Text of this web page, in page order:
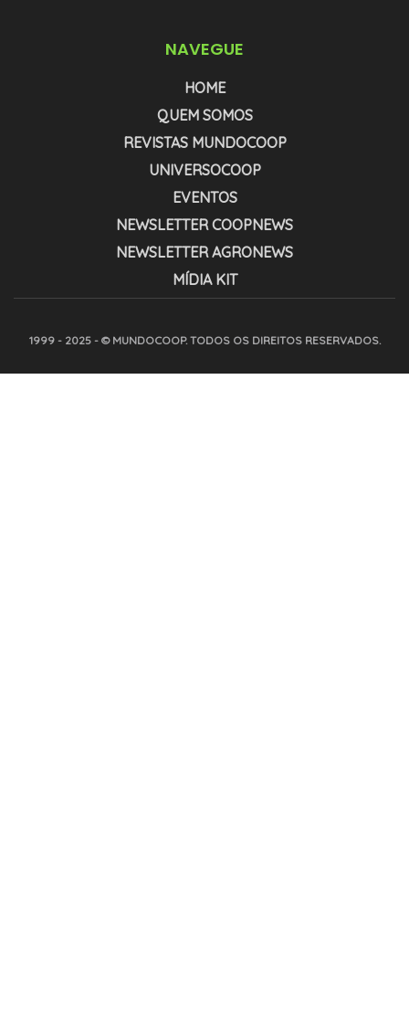
NAVEGUE
HOME
QUEM SOMOS
REVISTAS MUNDOCOOP
UNIVERSOCOOP
EVENTOS
NEWSLETTER COOPNEWS
NEWSLETTER AGRONEWS
MÍDIA KIT
1999 - 2025 - © MUNDOCOOP. TODOS OS DIREITOS RESERVADOS.